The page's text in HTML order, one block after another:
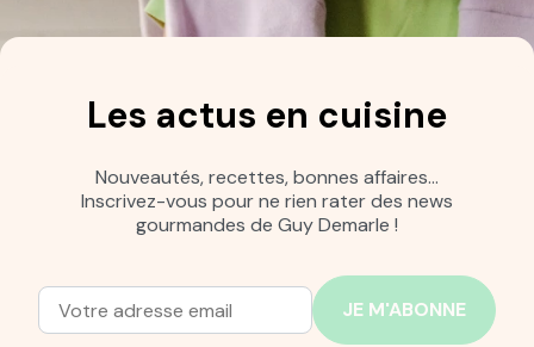
Les actus en cuisine
Nouveautés, recettes, bonnes affaires…
Inscrivez-vous pour ne rien rater des news
gourmandes de Guy Demarle !
Adresse mail
Entrez votre adresse mail pour vous abonner à notre